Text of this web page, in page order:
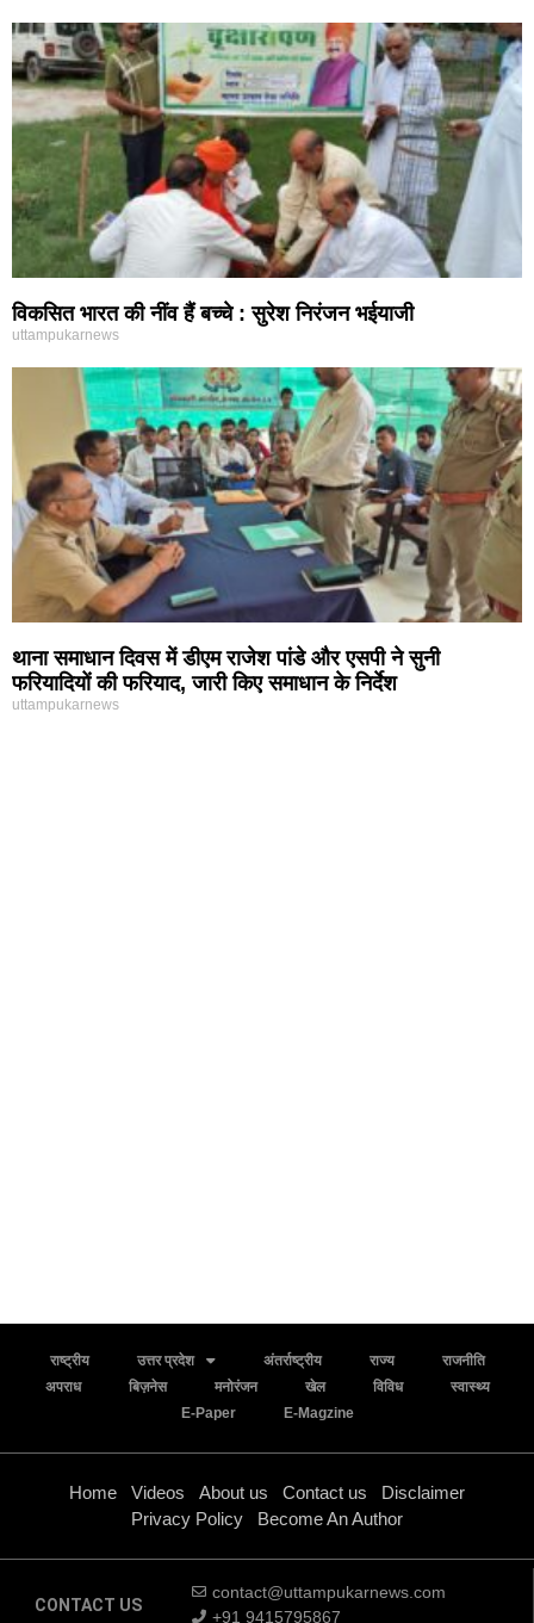
विकसित भारत की नींव हैं बच्चे : सुरेश निरंजन भईयाजी
uttampukarnews
थाना समाधान दिवस में डीएम राजेश पांडे और एसपी ने सुनी
फरियादियों की फरियाद, जारी किए समाधान के निर्देश
uttampukarnews
राष्ट्रीय उत्तर प्रदेश अंतर्राष्ट्रीय राज्य
राजनीति
अपराध
बिज़नेस मनोरंजन खेल विविध
स्वास्थ्य
E-Paper
E-Magzine
Home Videos About us Contact us
Disclaimer
Privacy Policy
Become An Author
CONTACT US
contact@uttampukarnews.com
+91 9415795867